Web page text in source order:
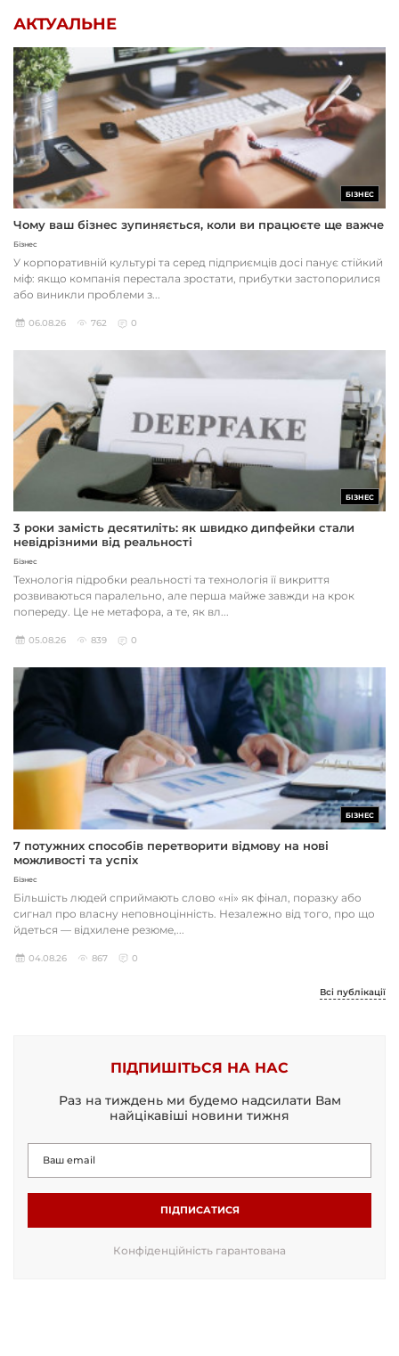
АКТУАЛЬНЕ
БІЗНЕС
Чому ваш бізнес зупиняється, коли ви працюєте ще важче
Бізнес
У корпоративній культурі та серед підприємців досі панує стійкий
міф: якщо компанія перестала зростати, прибутки застопорилися
або виникли проблеми з...
06.08.26 762 0
БІЗНЕС
3 роки замість десятиліть: як швидко дипфейки стали
невідрізними від реальності
Бізнес
Технологія підробки реальності та технологія її викриття
розвиваються паралельно, але перша майже завжди на крок
попереду. Це не метафора, а те, як вл...
05.08.26 839 0
БІЗНЕС
7 потужних способів перетворити відмову на нові
можливості та успіх
Бізнес
Більшість людей сприймають слово «ні» як фінал, поразку або
сигнал про власну неповноцінність. Незалежно від того, про що
йдеться — відхилене резюме,...
04.08.26 867 0
Всі публікації
ПІДПИШІТЬСЯ НА НАС
Раз на тиждень ми будемо надсилати Вам
найцікавіші новини тижня
ПІДПИСАТИСЯ
Конфіденційність гарантована